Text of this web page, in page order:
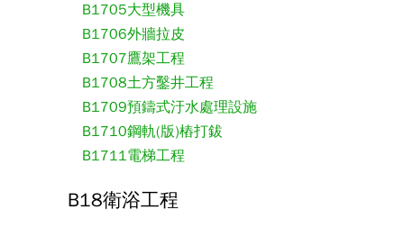
B1705大型機具
B1706外牆拉皮
B1707鷹架工程
B1708土方鑿井工程
B1709預鑄式汙水處理設施
B1710鋼軌(版)樁打鈸
B1711電梯工程
B18衛浴工程